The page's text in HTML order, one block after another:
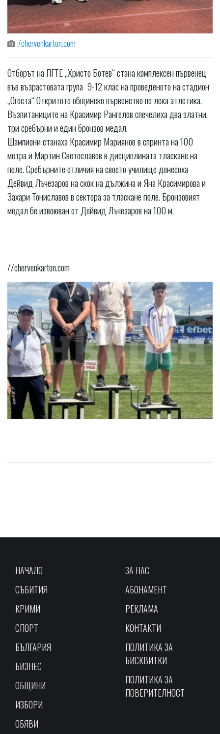
/chervenkarton.com
Отборът на ПГТЕ „Христо Ботев“ стана комплексен първенец
във възрастовата група 9-12 клас на проведеното на стадион
„Огоста“ Откритото общинско първенство по лека атлетика.
Възпитаниците на Красимир Рангелов спечелиха два златни,
три сребърни и един бронзов медал.
Шампиони станаха Красимир Мариянов в спринта на 100
метра и Мартин Светославов в дисциплината тласкане на
гюле. Сребърните отличия на своето училище донесоха
Дейвид Лъчезаров на скок на дължина и Яна Красимирова и
Захари Тониславов в сектора за тласкане гюле. Бронзовият
медал бе извоюван от Дейвид Лъчезаров на 100 м.
//chervenkarton.com
НАЧАЛО
СЪБИТИЯ
КРИМИ
СПОРТ
БЪЛГАРИЯ
БИЗНЕС
ОБЩИНИ
ИЗБОРИ
ОБЯВИ
ЗА НАС
АБОНАМЕНТ
РЕКЛАМА
КОНТАКТИ
ПОЛИТИКА ЗА
БИСКВИТКИ
ПОЛИТИКА ЗА
ПОВЕРИТЕЛНОСТ